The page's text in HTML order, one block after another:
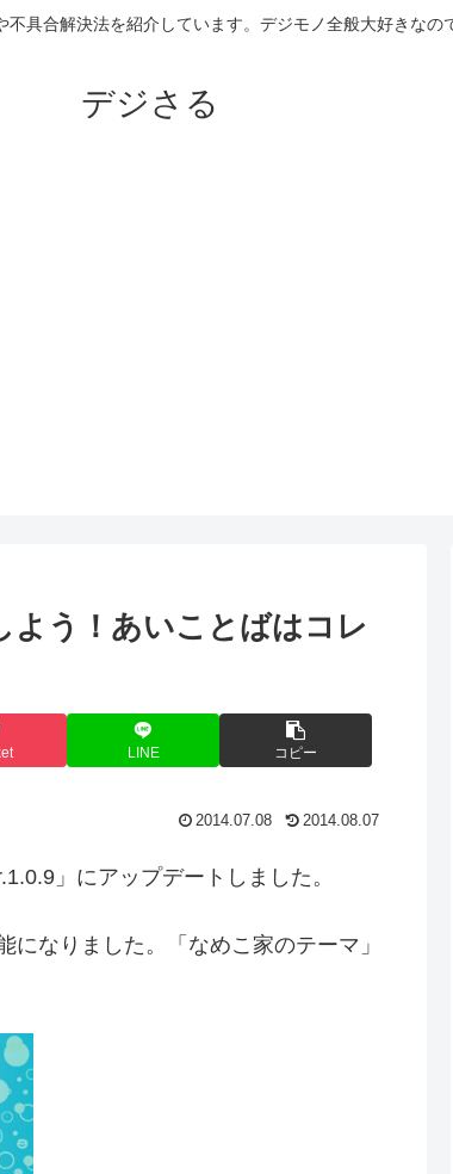
具合解決法を紹介しています。デジモノ全般大好きなの
デジさる
よう！あいことばはコレ
LINE コピー
2014.07.08 2014.08.07
」にアップデートしました。
なりました。「なめこ家のテーマ」